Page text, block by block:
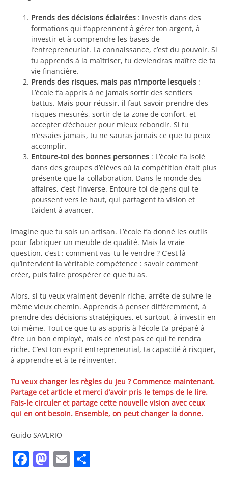
Prends des décisions éclairées : Investis dans des
formations qui t’apprennent à gérer ton argent, à
investir et à comprendre les bases de
l’entrepreneuriat. La connaissance, c’est du pouvoir. Si
tu apprends à la maîtriser, tu deviendras maître de ta
vie financière.
Prends des risques, mais pas n’importe lesquels :
L’école t’a appris à ne jamais sortir des sentiers
battus. Mais pour réussir, il faut savoir prendre des
risques mesurés, sortir de ta zone de confort, et
accepter d’échouer pour mieux rebondir. Si tu
n’essaies jamais, tu ne sauras jamais ce que tu peux
accomplir.
Entoure-toi des bonnes personnes : L’école t’a isolé
dans des groupes d’élèves où la compétition était plus
présente que la collaboration. Dans le monde des
affaires, c’est l’inverse. Entoure-toi de gens qui te
poussent vers le haut, qui partagent ta vision et
t’aident à avancer.
Imagine que tu sois un artisan. L’école t’a donné les outils
pour fabriquer un meuble de qualité. Mais la vraie
question, c’est : comment vas-tu le vendre ? C’est là
qu’intervient la véritable compétence : savoir comment
créer, puis faire prospérer ce que tu as.
Alors, si tu veux vraiment devenir riche, arrête de suivre le
même vieux chemin. Apprends à penser différemment, à
prendre des décisions stratégiques, et surtout, à investir en
toi-même. Tout ce que tu as appris à l’école t’a préparé à
être un bon employé, mais ce n’est pas ce qui te rendra
riche. C’est ton esprit entrepreneurial, ta capacité à risquer,
à apprendre et à te réinventer.
Tu veux changer les règles du jeu ? Commence maintenant.
Partage cet article et merci d’avoir pris le temps de le lire.
Fais-le circuler et partage cette nouvelle vision avec ceux
qui en ont besoin. Ensemble, on peut changer la donne.
Guido SAVERIO
Facebook
Mastodon
Email